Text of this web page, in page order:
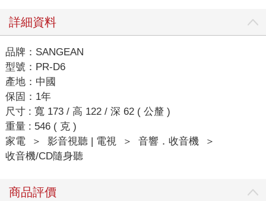
詳細資料
品牌：SANGEAN
型號：PR-D6
產地：中國
保固：1年
尺寸 : 寬 173 / 高 122 / 深 62 ( 公釐 )
重量 : 546 ( 克 )
家電
＞ 影音視聽 | 電視 ＞ 音響．收音機
＞
收音機/CD隨身聽
商品評價